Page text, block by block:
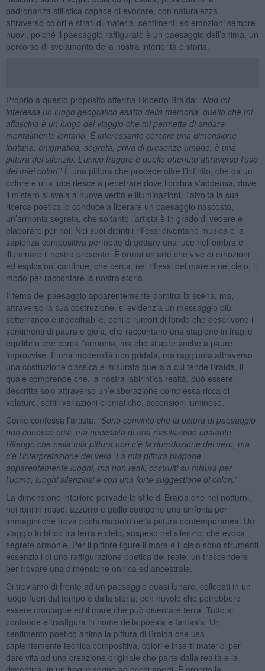
padronanza stilistica capace di evocare, con naturalezza,
attraverso colori e strati di materia, sentimenti ed emozioni sempre
nuovi, poiché il paesaggio raffigurato è un paesaggio dell’anima, un
percorso di svelamento della nostra interiorità e storia.
Proprio a questo proposito afferma Roberto Braida: “Non mi
interessa un luogo geografico esatto della memoria, quello che mi
affascina è un luogo del viaggio che mi permette di andare
mentalmente lontano. È interessante cercare una dimensione
lontana, enigmatica, segreta, priva di presenze umane, è una
pittura del silenzio. L’unico fragore è quello ottenuto attraverso l’uso
dei miei colori.” È una pittura che procede oltre l’infinito, che da un
colore e una luce riesce a penetrare dove l’ombra s’addensa, dove
il mistero si svela a nuove verità e illuminazioni. Talvolta la sua
ricerca poetica lo conduce a liberare un paesaggio nascosto,
un’armonia segreta, che soltanto l’artista è in grado di vedere e
elaborare per noi. Nei suoi dipinti i riflessi diventano musica e la
sapienza compositiva permette di gettare una luce nell’ombra e
illuminare il nostro presente. È ormai un’arte che vive di emozioni
ed esplosioni continue, che cerca, nei riflessi del mare e nel cielo, il
modo per raccontare la nostra storia.
Il tema del paesaggio apparentemente domina la scena, ma,
attraverso la sua costruzione, si evidenzia un messaggio più
sotterraneo e indecifrabile, echi e rumori di fondo che descrivono i
sentimenti di paura e gioia, che raccontano una stagione in fragile
equilibrio che cerca l’armonia, ma che si apre anche a paure
improvvise. È una modernità non gridata, ma raggiunta attraverso
una costruzione classica e misurata quella a cui tende Braida, il
quale comprende che, la nostra labirintica realtà, può essere
descritta solo attraverso un’elaborazione complessa ricca di
velature, sottili variazioni cromatiche, accensioni luminose.
Come confessa l’artista: “Sono convinto che la pittura di paesaggio
non conosce crisi, ma necessita di una rivisitazione costante.
Ritengo che nella mia pittura non c’è la riproduzione del vero, ma
c’è l’interpretazione del vero. La mia pittura propone
apparentemente luoghi, ma non reali, costruiti su misura per
l’uomo, luoghi silenziosi e con una forte suggestione di colori.”
La dimensione interiore pervade lo stile di Braida che nei notturni,
nei toni in rosso, azzurro e giallo compone una sinfonia per
immagini che trova pochi riscontri nella pittura contemporanea. Un
viaggio in bilico tra terra e cielo, sospeso nel silenzio, che evoca
segrete armonie. Per il pittore ligure il mare e il cielo sono strumenti
essenziali di una raffigurazione poetica del reale, un trascendere
per trovare una dimensione onirica ed ancestrale.
Ci troviamo di fronte ad un paesaggio quasi lunare, collocati in un
luogo fuori dal tempo e dalla storia, con nuvole che potrebbero
essere montagne ed il mare che può diventare terra. Tutto si
confonde e trasfigura in nome della poesia e fantasia. Un
sentimento poetico anima la pittura di Braida che usa
sapientemente tecnica compositiva, colori e inserti materici per
dare vita ad una creazione originale che parte dalla realtà e la